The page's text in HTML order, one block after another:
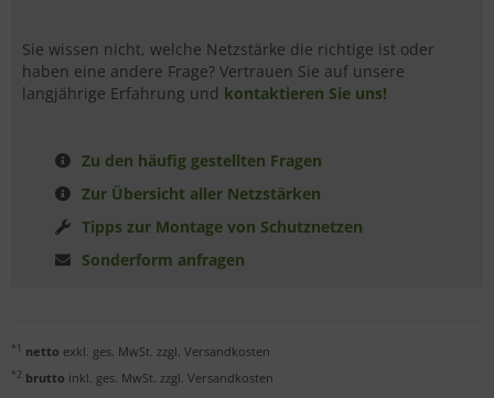
Sie wissen nicht, welche Netzstärke die richtige ist oder
haben eine andere Frage? Vertrauen Sie auf unsere
langjährige Erfahrung und kontaktieren Sie uns!
Zu den häufig gestellten Fragen
Zur Übersicht aller Netzstärken
Tipps zur Montage von Schutznetzen
Sonderform anfragen
*1 netto exkl. ges. MwSt. zzgl. Versandkosten
*2 brutto inkl. ges. MwSt. zzgl. Versandkosten